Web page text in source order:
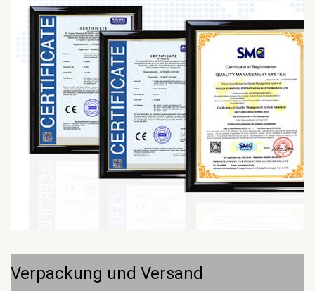
Verpackung und Versand